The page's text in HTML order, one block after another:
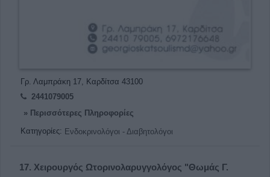
Γρ. Λαμπράκη 17, Καρδίτσα 43100
2441079005
» Περισσότερες Πληροφορίες
Κατηγορίες: Ενδοκρινολόγοι - Διαβητολόγοι
17. Χειρουργός Ωτορινολαρυγγολόγος "Θωμάς Γ.